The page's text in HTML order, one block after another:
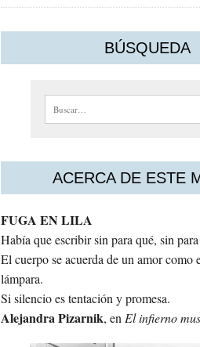
BÚSQUEDA
Buscar:
ACERCA DE ESTE
FUGA EN LILA
Había que escribir sin para qué, sin
El cuerpo se acuerda de un amor como
lámpara.
Si silencio es tentación y promesa.
AlejandraPizarnik, enEl infierno